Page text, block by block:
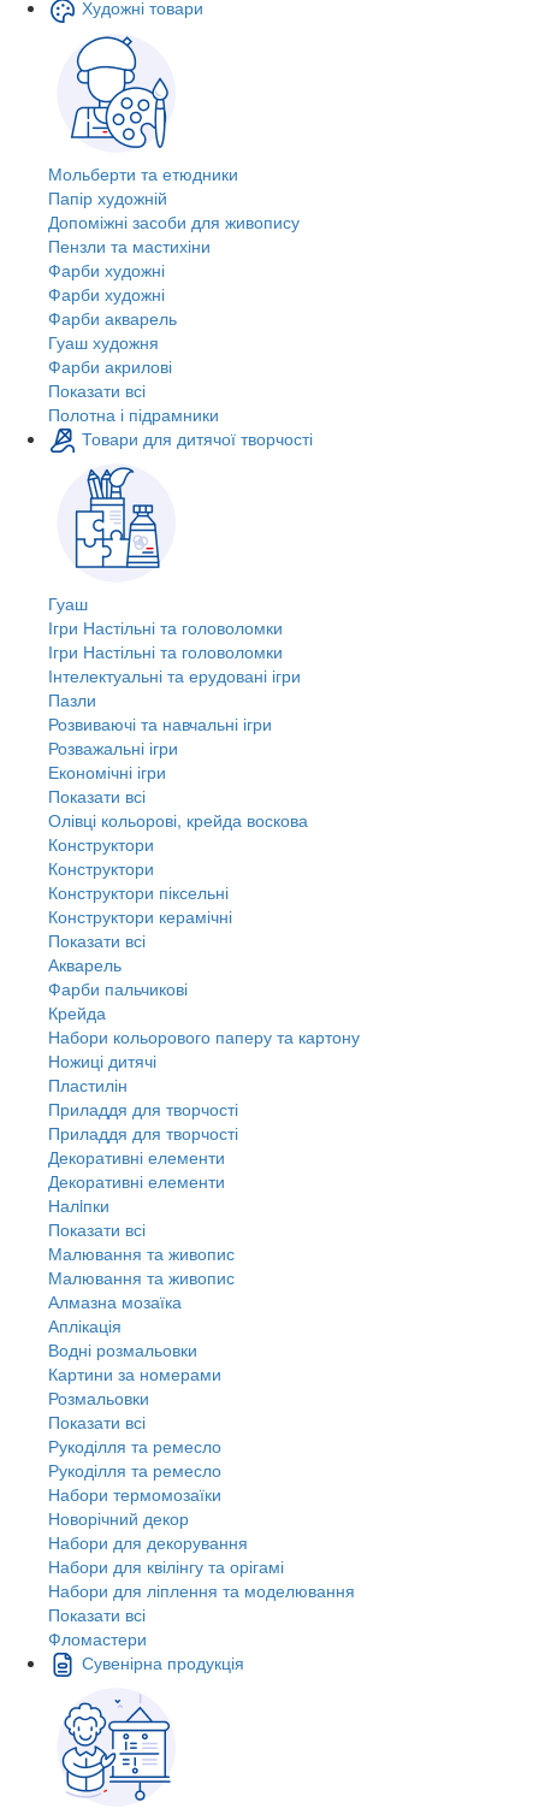
Художні товари
Мольберти та етюдники
Папір художній
Допоміжні засоби для живопису
Пензли та мастихіни
Фарби художні
Фарби художні
Фарби акварель
Гуаш художня
Фарби акрилові
Показати всі
Полотна і підрамники
Товари для дитячої творчості
Гуаш
Ігри Настільні та головоломки
Ігри Настільні та головоломки
Інтелектуальні та ерудовані ігри
Пазли
Розвиваючі та навчальні ігри
Розважальні ігри
Економічні ігри
Показати всі
Олівці кольорові, крейда воскова
Конструктори
Конструктори
Конструктори піксельні
Конструктори керамічні
Показати всі
Акварель
Фарби пальчикові
Крейда
Набори кольорового паперу та картону
Ножиці дитячі
Пластилін
Приладдя для творчості
Приладдя для творчості
Декоративні елементи
Декоративні елементи
Налiпки
Показати всі
Малювання та живопис
Малювання та живопис
Алмазна мозаїка
Аплікація
Водні розмальовки
Картини за номерами
Розмальовки
Показати всі
Рукоділля та ремесло
Рукоділля та ремесло
Набори термомозаїки
Новорічний декор
Набори для декорування
Набори для квілінгу та орігамі
Набори для ліплення та моделювання
Показати всі
Фломастери
Сувенірна продукція